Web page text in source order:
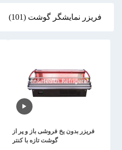
فریزر نمایشگر گوشت (101)
فریزر بدون یخ فروشی باز و پر از
گوشت تازه با کنتر